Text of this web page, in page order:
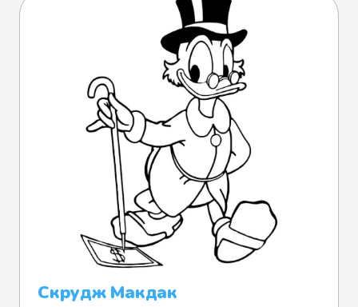
Скрудж Макдак